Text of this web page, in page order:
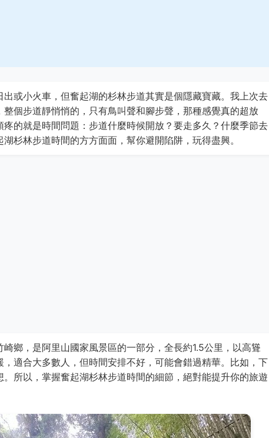
或小火車，但奮起湖的杉林步道其實是個隱藏寶藏。我上次去
個步道靜悄悄的，只有鳥叫聲和腳步聲，那種感覺真的超放
的就是時間問題：步道什麼時候開放？要走多久？什麼季節去
杉林步道時間的方方面面，幫你避開陷阱，玩得盡興。
鄉，是阿里山國家風景區的一部分，全長約1.5公里，以高聳
適合大多數人，但時間安排不好，可能會錯過精華。比如，下
所以，掌握奮起湖杉林步道時間的細節，絕對能提升你的旅遊